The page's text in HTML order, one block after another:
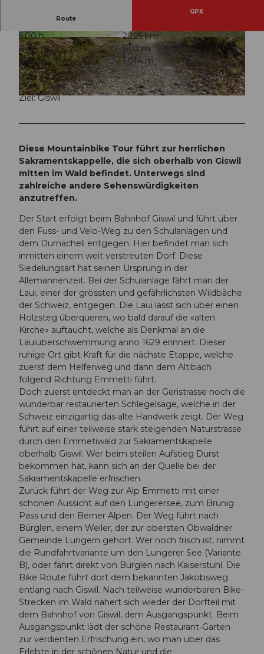
© Obwalden Tourismus, Bikegenoss Zentralschweiz
© Obwalden Tourismus, Bikegenoss Zentralsch
weiz
© Obwalden Tourismus, Bikegenoss Zentralsch
weiz
Route
GPX
5:00 h
26,25 km
1.016 m
803 m
482 m
1.014 m
532 m
Start: Giswil
Ziel: Giswil
Diese Mountainbike Tour führt zur herrlichen
Sakramentskappelle, die sich oberhalb von Giswil
mitten im Wald befindet. Unterwegs sind
zahlreiche andere Sehenswürdigkeiten
anzutreffen.
Der Start erfolgt beim Bahnhof Giswil und führt über
den Fuss- und Velo-Weg zu den Schulanlagen und
dem Durnacheli entgegen. Hier befindet man sich
inmitten einem weit verstreuten Dorf. Diese
Siedelungsart hat seinen Ursprung in der
Allemannenzeit. Bei der Schulanlage fährt man der
Laui, einer der grössten und gefährlichsten Wildbäche
der Schweiz, entgegen. Die Laui lässt sich über einen
Holzsteg überqueren, wo bald darauf die «alten
Kirche» auftaucht, welche als Denkmal an die
Lauiüberschwemmung anno 1629 erinnert. Dieser
ruhige Ort gibt Kraft für die nächste Etappe, welche
zuerst dem Helferweg und dann dem Altibach
folgend Richtung Emmetti führt.
Doch zuerst entdeckt man an der Geristrasse noch die
wunderbar restaurierten Schlegelsäge, welche in der
Schweiz einzigartig das alte Handwerk zeigt. Der Weg
führt auf einer teilweise stark steigenden Naturstrasse
durch den Emmetiwald zur Sakramentskapelle
oberhalb Giswil. Wer beim steilen Aufstieg Durst
bekommen hat, kann sich an der Quelle bei der
Sakramentskapelle erfrischen.
Zurück führt der Weg zur Alp Emmetti mit einer
schönen Aussicht auf den Lungerersee, zum Brünig
Pass und den Berner Alpen. Der Weg führt nach
Bürglen, einem Weiler, der zur obersten Obwaldner
Gemeinde Lungern gehört. Wer noch frisch ist, nimmt
die Rundfahrtvariante um den Lungerer See (Variante
B), oder fährt direkt von Bürglen nach Kaiserstuhl. Die
Bike Route führt dort dem bekannten Jakobsweg
entlang nach Giswil. Nach teilweise wunderbaren Bike-
Strecken im Wald nähert sich wieder der Dorfteil mit
dem Bahnhof von Giswil, dem Ausgangspunkt. Beim
Ausgangspunkt lädt der schöne Restaurant-Garten
zur verdienten Erfrischung ein, wo man über das
Erlebte in der schönen Natur und die